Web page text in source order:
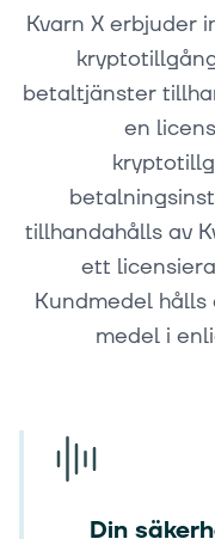
Kvarn X erbjuder
betaltjänster
en
tillhandahålls av
ett
Kundmedel
medel i
Din